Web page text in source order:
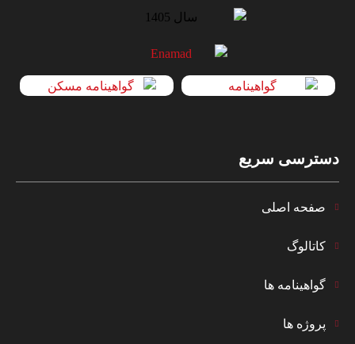
دسترسی سریع
صفحه اصلی
کاتالوگ
گواهینامه ها
پروژه ها